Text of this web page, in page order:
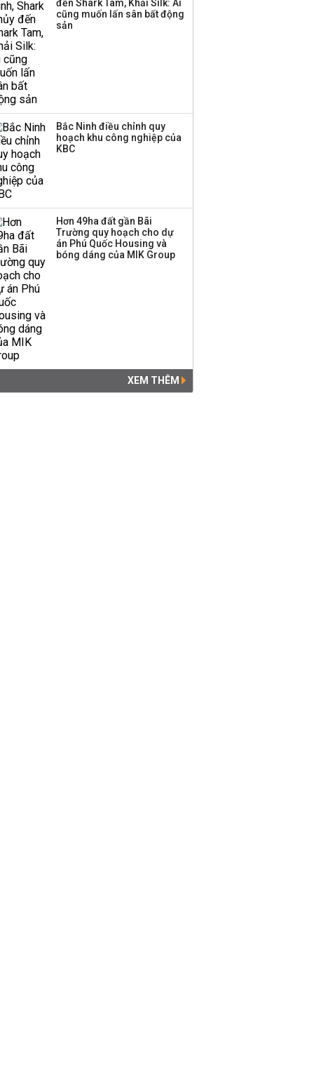
Thị trường thường
đến Shark Tam, Khải Silk: Ai
cũng muốn lấn sân bất động
sản
Bắc Ninh điều chỉnh quy
hoạch khu công nghiệp của
KBC
Hơn 49ha đất gần Bãi
Trường quy hoạch cho dự
án Phú Quốc Housing và
bóng dáng của MIK Group
XEM THÊM